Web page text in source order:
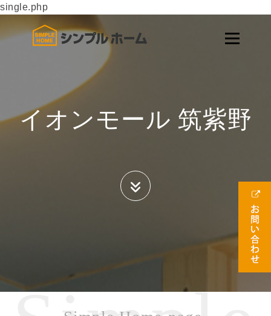
single.php
イオンモール 筑紫野